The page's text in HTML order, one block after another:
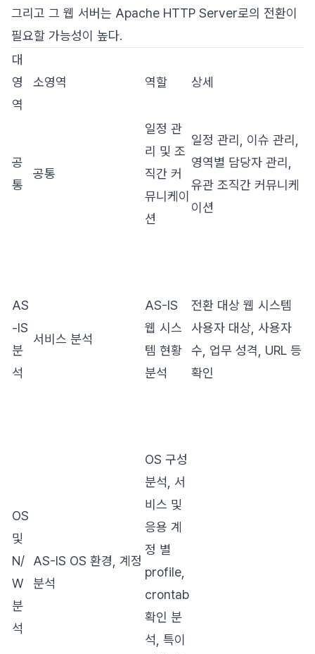
그리고 그 웹 서버는 Apache HTTP Server로의 전환이
필요할 가능성이 높다.
대
영
역
소영역 역할 상세
공
통
공통
일정 관
리 및 조
직간 커
뮤니케이
션
일정 관리, 이슈 관리,
영역별 담당자 관리,
유관 조직간 커뮤니케
이션
AS
-IS
분
석
서비스 분석
AS-IS
웹 시스
템 현황
분석
전환 대상 웹 시스템
사용자 대상, 사용자
수, 업무 성격, URL 등
확인
OS
및
N/
W
분
석
AS-IS OS 환경, 계정
분석
OS 구성
분석, 서
비스 및
응용 계
정 별
profile,
crontab
확인 분
석, 특이